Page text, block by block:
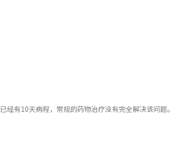
有10天病程，常规的药物治疗没有完全解决该问题。